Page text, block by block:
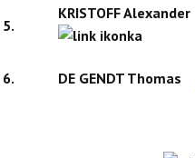
5.
KRISTOFF Alexander
6. DE GENDT Thomas